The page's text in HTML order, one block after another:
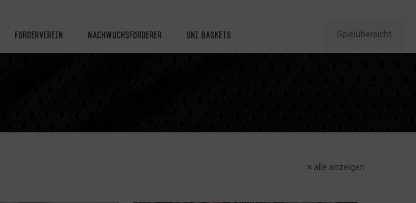
Förderverein Nachwuchsförderer Uni Baskets Spielübersicht
alle anzeigen